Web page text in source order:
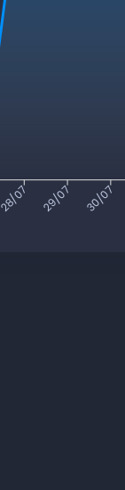
28/07 29/07 30/07